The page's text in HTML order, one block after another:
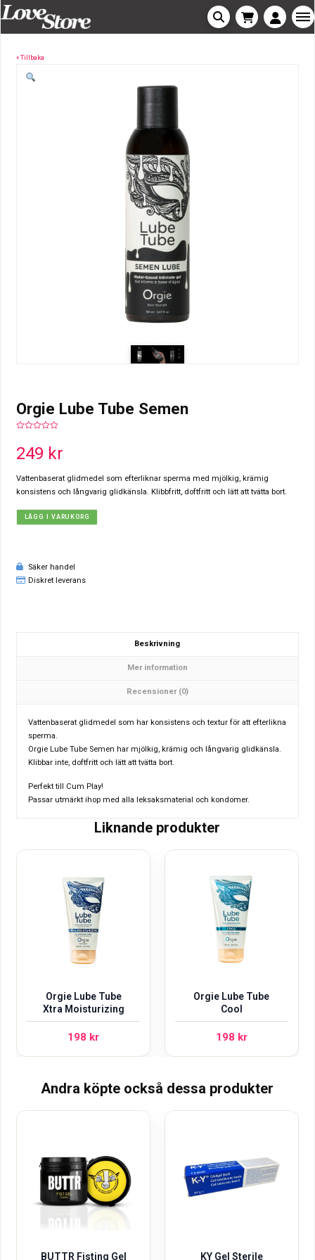
« Tillbaka
Orgie Lube Tube Semen
of
5
249 kr
Vattenbaserat glidmedel som efterliknar sperma med mjölkig, krämig
konsistens och långvarig glidkänsla. Klibbfritt, doftfritt och lätt att tvätta bort.
LÄGG I VARUKORG
Säker handel
Diskret leverans
Beskrivning
Mer information
Recensioner (0)
Vattenbaserat glidmedel som har konsistens och textur för att efterlikna
sperma.
Orgie Lube Tube Semen har mjölkig, krämig och långvarig glidkänsla.
Klibbar inte, doftfritt och lätt att tvätta bort.
Perfekt till Cum Play!
Passar utmärkt ihop med alla leksaksmaterial och kondomer.
Liknande produkter
Orgie Lube Tube
Xtra Moisturizing
198 kr
Orgie Lube Tube
Cool
198 kr
Andra köpte också dessa produkter
BUTTR Fisting Gel KY Gel Sterile